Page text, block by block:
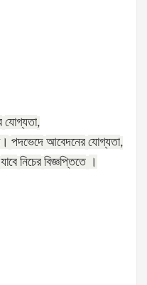
যোগ্যতা,
পদভেদে আবেদনের যোগ্যতা,
যাবে নিচের বিজ্ঞপ্তিতে ।